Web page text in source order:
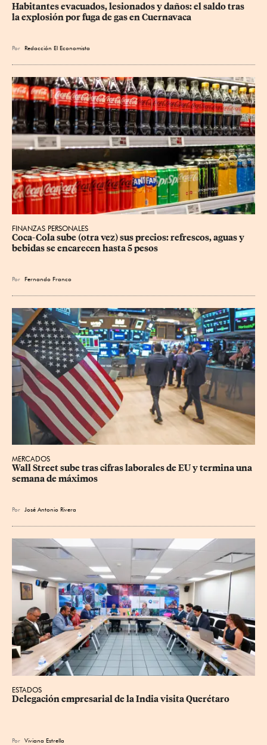
Habitantes evacuados, lesionados y daños: el saldo tras
la explosión por fuga de gas en Cuernavaca
Por Redacción El Economista
FINANZAS PERSONALES
Coca-Cola sube (otra vez) sus precios: refrescos, aguas y
bebidas se encarecen hasta 5 pesos
Por Fernando Franco
MERCADOS
Wall Street sube tras cifras laborales de EU y termina una
semana de máximos
Por José Antonio Rivera
ESTADOS
Delegación empresarial de la India visita Querétaro
Por Viviana Estrella